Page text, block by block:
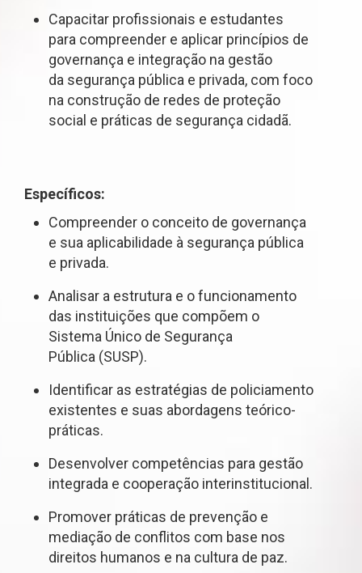
Capacitar profissionais e estudantes
para compreender e aplicar princípios de
governança e integração na gestão
da segurança pública e privada, com foco
na construção de redes de proteção
social e práticas de segurança cidadã.
Específicos:
Compreender o conceito de governança
e sua aplicabilidade à segurança pública
e privada.
Analisar a estrutura e o funcionamento
das instituições que compõem o
Sistema Único de Segurança
Pública (SUSP).
Identificar as estratégias de policiamento
existentes e suas abordagens teórico-
práticas.
Desenvolver competências para gestão
integrada e cooperação interinstitucional.
Promover práticas de prevenção e
mediação de conflitos com base nos
direitos humanos e na cultura de paz.